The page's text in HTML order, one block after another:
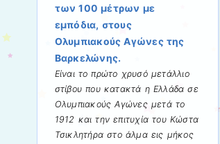
των 100 μέτρων με
εμπόδια, στους
Ολυμπιακούς Αγώνες της
Βαρκελώνης.
Είναι το πρώτο χρυσό μετάλλιο
στίβου που κατακτά η Ελλάδα σε
Ολυμπιακούς Αγώνες μετά το
1912 και την επιτυχία του Κώστα
Τσικλητήρα στο άλμα εις μήκος